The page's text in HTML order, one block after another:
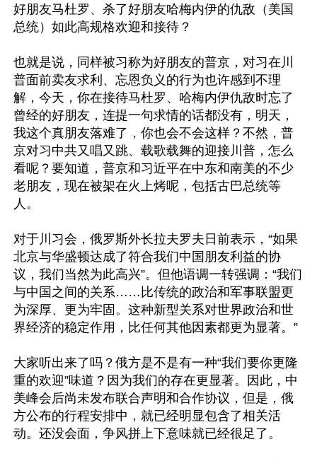
好朋友马杜罗、杀了好朋友哈梅内伊的仇敌（美国
总统）如此高规格欢迎和接待？
也就是说，同样被习称为好朋友的普京，对习在川
普面前卖友求利、忘恩负义的行为也许感到不理
解，今天，你在接待马杜罗、哈梅内伊仇敌时忘了
曾经的好朋友，连提一句求情的话都没有，明天，
我这个真朋友落难了，你也会不会这样？不然，普
京对习中共又唱又跳、载歌载舞的迎接川普，怎么
看呢？要知道，普京和习近平在中东和南美的不少
老朋友，现在被架在火上烤呢，包括古巴总统等
人。
对于川习会，俄罗斯外长拉夫罗夫日前表示，“如果
北京与华盛顿达成了符合我们中国朋友利益的协
议，我们当然为此高兴”。但他语调一转强调：“我们
与中国之间的关系……比传统的政治和军事联盟更
为深厚、更为牢固。这种新型关系对世界政治和世
界经济的稳定作用，比任何其他因素都更为显著。”
大家听出来了吗？俄方是不是有一种“我们要你更隆
重的欢迎”味道？因为我们的存在更显著。因此，中
美峰会后尚未发布联合声明和合作协议，但是，俄
方公布的行程安排中，就已经明显包含了相关活
动。还没会面，争风拼上下意味就已经很足了。